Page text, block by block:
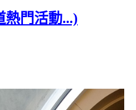
熱門活動...)